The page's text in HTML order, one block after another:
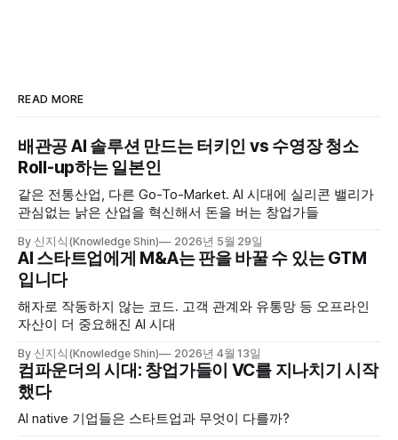
READ MORE
배관공 AI 솔루션 만드는 터키인 vs 수영장 청소
Roll-up하는 일본인
같은 전통산업, 다른 Go-To-Market. AI 시대에 실리콘 밸리가
관심없는 낡은 산업을 혁신해서 돈을 버는 창업가들
By 신지식(Knowledge Shin) 2026년 5월 29일
AI 스타트업에게 M&A는 판을 바꿀 수 있는 GTM
입니다
해자로 작동하지 않는 코드. 고객 관계와 유통망 등 오프라인
자산이 더 중요해진 AI 시대
By 신지식(Knowledge Shin) 2026년 4월 13일
컴파운더의 시대: 창업가들이 VC를 지나치기 시작
했다
AI native 기업들은 스타트업과 무엇이 다를까?